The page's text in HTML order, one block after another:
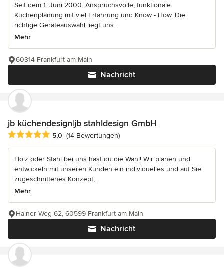
Seit dem 1. Juni 2000: Anspruchsvolle, funktionale
Küchenplanung mit viel Erfahrung und Know - How. Die
richtige Geräteauswahl liegt uns...
Mehr
Nachricht
60314 Frankfurt am Main
jb küchendesign|jb stahldesign GmbH
Durchschnittliche Bewertung: 5 von 5 Sternen
5,0 (14 Bewertungen)
Holz oder Stahl bei uns hast du die Wahl! Wir planen und
entwickeln mit unseren Kunden ein individuelles und auf Sie
zugeschnittenes Konzept,...
Mehr
Nachricht
Hainer Weg 62, 60599 Frankfurt am Main